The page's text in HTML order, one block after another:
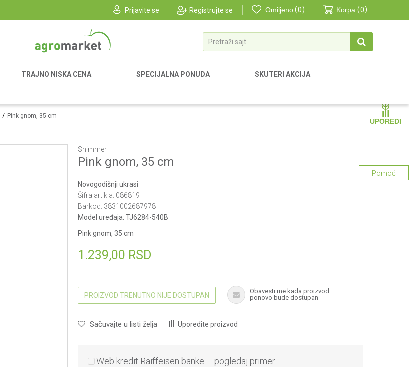
Prijavite se Registrujte se Omiljeno 0 Korpa 0
Pretraži sajt
TRAJNO NISKA CENA SPECIJALNA PONUDA SKUTERI AKCIJA
UPOREDI
Pink gnom, 35 cm
Shimmer
Pink gnom, 35 cm
Novogodišnji ukrasi
Šifra artikla: 086819
Barkod: 3831002687978
Model uređaja: TJ6284-540B
Pink gnom, 35 cm
1.239,00 RSD
PROIZVOD TRENUTNO NIJE DOSTUPAN
Obavesti me kada proizvod
ponovo bude dostupan
Sačuvajte u listi želja Uporedite proizvod
Web kredit Raiffeisen banke – pogledaj primer
Pomoć